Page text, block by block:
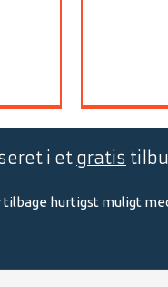
i et gratis
tilbage hurtigst muligt